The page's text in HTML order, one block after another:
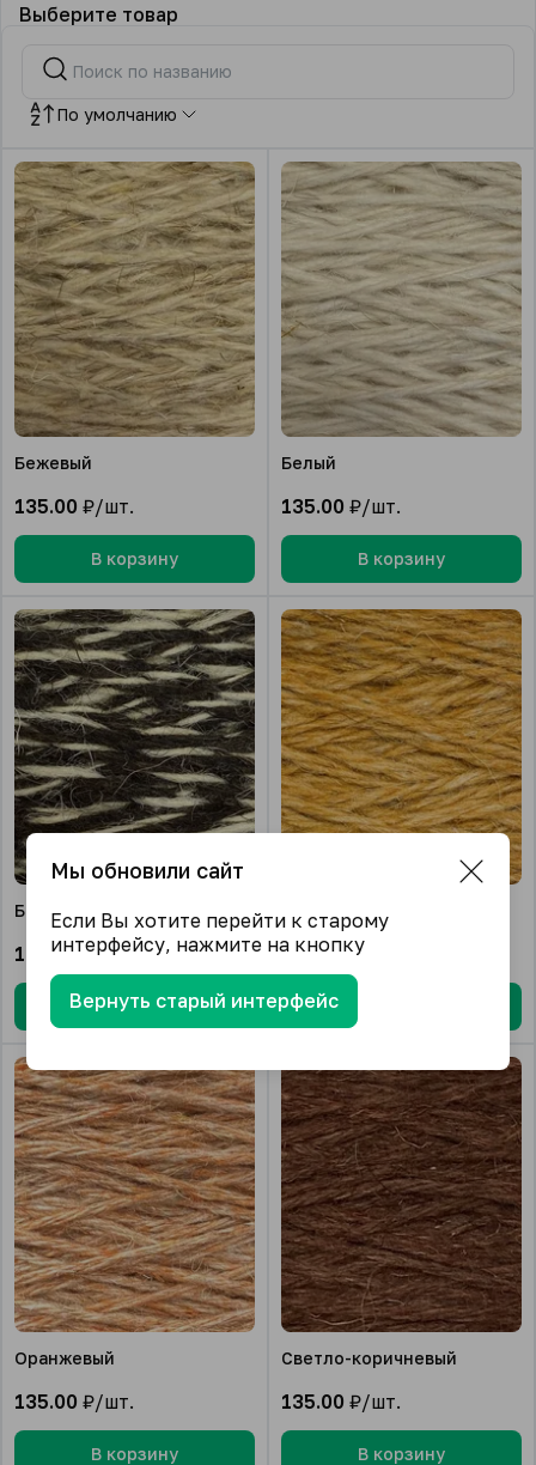
Выберите товар
По умолчанию
Бежевый
135.00 ₽/шт.
В корзину
Белый
135.00 ₽/шт.
В корзину
Бело-коричневый
135.00₽/шт.
В корзину
135.00₽/шт.
Оранжевый
135.00 ₽/шт.
В корзину
Светло-коричневый
135.00 ₽/шт.
В корзину
Мы обновили сайт
Если Вы хотите перейти к старому
интерфейсу, нажмите на кнопку
Вернуть старый интерфейс